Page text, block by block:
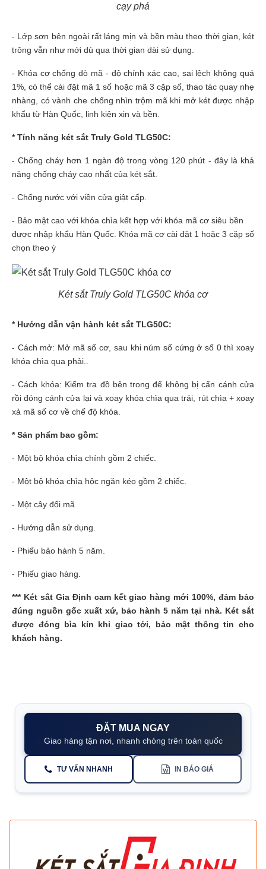
cạy phá
- Lớp sơn bên ngoài rất láng mịn và bền màu theo thời gian, két
trông vẫn như mới dù qua thời gian dài sử dụng.
- Khóa cơ chống dò mã - độ chính xác cao, sai lệch không quá
1%, có thể cài đặt mã 1 số hoặc mã 3 cặp số, thao tác quay nhẹ
nhàng, có vành che chống nhìn trộm mã khi mở két được nhập
khẩu từ Hàn Quốc, linh kiện xịn và bền.
* Tính năng két sắt Truly Gold TLG50C:
- Chống cháy hơn 1 ngàn độ trong vòng 120 phút - đây là khả
năng chống cháy cao nhất của két sắt.
- Chống nước với viền cửa giật cấp.
- Bảo mật cao với khóa chìa kết hợp với khóa mã cơ siêu bền
được nhập khẩu Hàn Quốc Khóa mã cơ cài đặt 1 hoặc 3 cặp số
chọn theo ý
Két sắt Truly Gold TLG50C khóa cơ
* Hướng dẫn vận hành két sắt TLG50C:
- Cách mở: Mở mã số cơ, sau khi núm số cứng ở số 0 thì xoay
khóa chìa qua phải..
- Cách khóa: Kiểm tra đồ bên trong để không bị cấn cánh cửa
rồi đóng cánh cửa lại và xoay khóa chìa qua trái, rút chìa + xoay
xả mã số cơ về chế độ khóa.
* Sản phẩm bao gồm:
- Một bộ khóa chìa chính gồm 2 chiếc.
- Một bộ khóa chìa hộc ngăn kéo gồm 2 chiếc.
- Một cây đổi mã
- Hướng dẫn sử dụng.
- Phiếu bảo hành 5 năm.
- Phiếu giao hàng.
*** Két sắt Gia Định cam kết giao hàng mới 100%, đảm bảo
đúng nguồn gốc xuất xứ, bảo hành 5 năm tại nhà. Két sắt
được đóng bìa kín khi giao tới, bảo mật thông tin cho
khách hàng.
ĐẶT MUA NGAY
Giao hàng tận nơi, nhanh chóng trên toàn quốc
TƯ VẤN NHANH IN BÁO GIÁ